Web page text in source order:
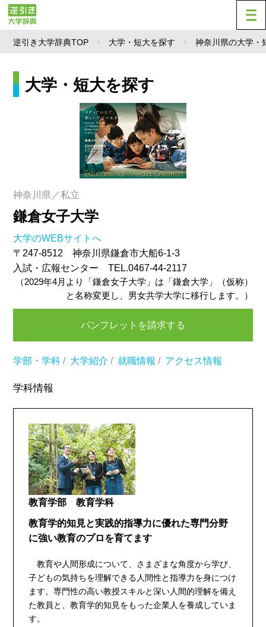
逆引き大学辞典TOP 大学・短大を探す 神奈川県の大学・
大学・短大を探す
神奈川県／私立
鎌倉女子大学
大学のWEBサイトへ
〒247-8512 神奈川県鎌倉市大船6-1-3
入試・広報センター TEL.0467-44-2117
（2029年4月より「鎌倉女子大学」は「鎌倉大学」（仮称）
と名称変更し、男女共学大学に移行します。）
パンフレットを請求する
学部・学科 / 大学紹介 / 就職情報 / アクセス情報
学科情報
教育学部 教育学科
教育学的知見と実践的指導力に優れた専門分野
に強い教育のプロを育てます
教育や人間形成について、さまざまな角度から学び、
子どもの気持ちを理解できる人間性と指導力を身につけ
ます。専門性の高い教授スキルと深い人間的理解を備え
た教員と、教育学的知見をもった企業人を養成していま
す。